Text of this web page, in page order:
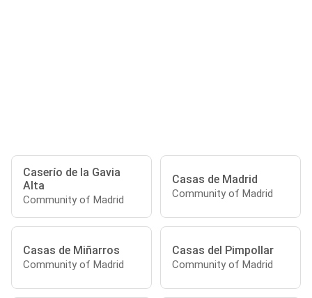
Caserío de la Gavia
Alta
Community of Madrid
Casas de Madrid
Community of Madrid
Casas de Miñarros
Community of Madrid
Casas del Pimpollar
Community of Madrid